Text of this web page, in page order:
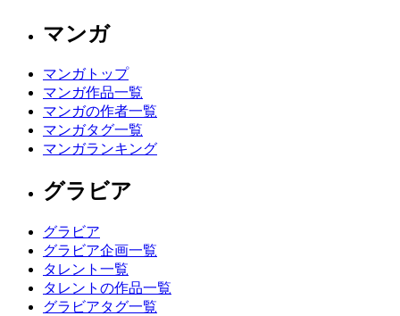
マンガ
マンガトップ
マンガ作品一覧
マンガの作者一覧
マンガタグ一覧
マンガランキング
グラビア
グラビア
グラビア企画一覧
タレント一覧
タレントの作品一覧
グラビアタグ一覧